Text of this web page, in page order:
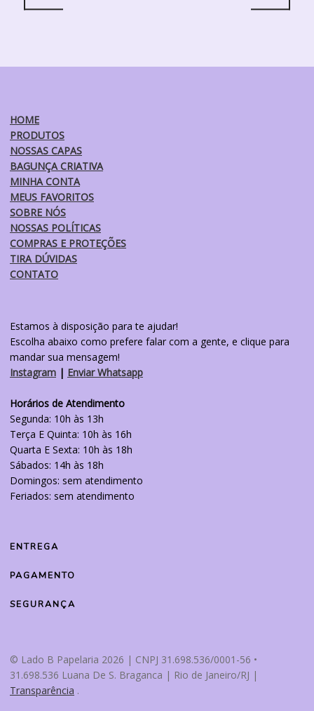
HOME
PRODUTOS
NOSSAS CAPAS
BAGUNÇA CRIATIVA
MINHA CONTA
MEUS FAVORITOS
SOBRE NÓS
NOSSAS POLÍTICAS
COMPRAS E PROTEÇÕES
TIRA DÚVIDAS
CONTATO
Estamos à disposição para te ajudar!
Escolha abaixo como prefere falar com a gente, e clique para
mandar sua mensagem!
Instagram | Enviar Whatsapp
Horários de Atendimento
Segunda: 10h às 13h
Terça E Quinta: 10h às 16h
Quarta E Sexta: 10h às 18h
Sábados: 14h às 18h
Domingos: sem atendimento
Feriados: sem atendimento
ENTREGA
PAGAMENTO
SEGURANÇA
© Lado B Papelaria 2026 | CNPJ 31.698.536/0001-56 •
31.698.536 Luana De S. Braganca | Rio de Janeiro/RJ |
Transparência .